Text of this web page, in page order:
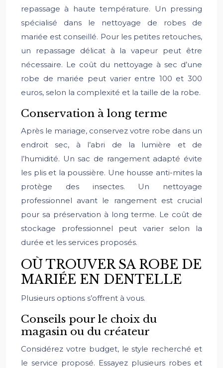
repassage à haute température. Un pressing
spécialisé dans le nettoyage de robes de
mariée est conseillé. Pour les petites retouches,
un repassage délicat à la vapeur peut être
nécessaire. Le coût du nettoyage à sec d’une
robe de mariée peut varier entre 100 et 300
euros, selon la complexité et la taille de la robe.
Conservation à long terme
Après le mariage, conservez votre robe dans un
endroit sec, à l’abri de la lumière et de
l’humidité. Un sac de rangement adapté évite
les plis et la poussière. Une housse anti-mites la
protège des insectes. Un nettoyage
professionnel avant le rangement est crucial
pour sa préservation à long terme. Le coût de
stockage professionnel peut varier selon la
durée et les services proposés.
OÙ TROUVER SA ROBE DE
MARIÉE EN DENTELLE
Plusieurs options s’offrent à vous.
Conseils pour le choix du
magasin ou du créateur
Considérez votre budget, le style recherché et
le service proposé. Essayez plusieurs robes et